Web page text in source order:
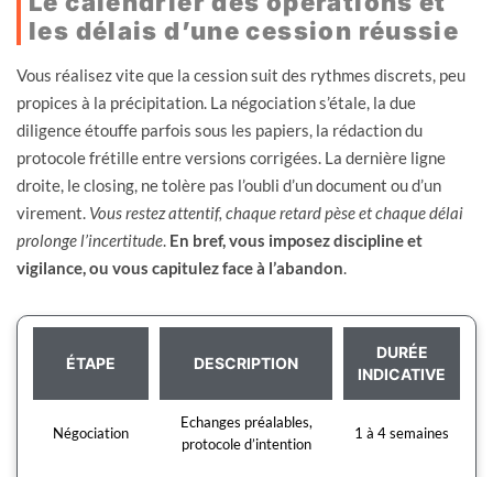
les délais d’une cession réussie
Vous réalisez vite que la cession suit des rythmes discrets, peu
propices à la précipitation. La négociation s’étale, la due
diligence étouffe parfois sous les papiers, la rédaction du
protocole frétille entre versions corrigées. La dernière ligne
droite, le closing, ne tolère pas l’oubli d’un document ou d’un
virement. Vous restez attentif, chaque retard pèse et chaque délai
prolonge l’incertitude. En bref, vous imposez discipline et
vigilance, ou vous capitulez face à l’abandon.
ÉTAPE DESCRIPTION
DURÉE
INDICATIVE
Négociation
Echanges préalables,
protocole d’intention
1 à 4 semaines